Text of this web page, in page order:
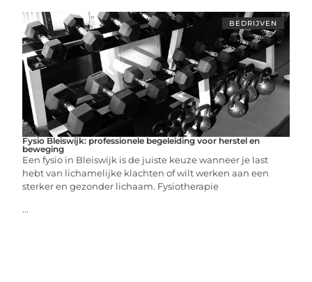
BEDRIJVEN
Fysio Bleiswijk: professionele begeleiding voor herstel en
beweging
Een fysio in Bleiswijk is de juiste keuze wanneer je last
hebt van lichamelijke klachten of wilt werken aan een
sterker en gezonder lichaam. Fysiotherapie
...